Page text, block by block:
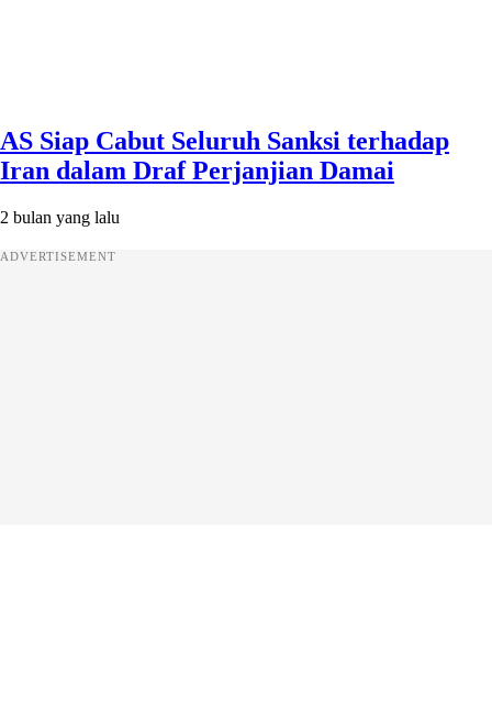
AS Siap Cabut Seluruh Sanksi terhadap
Iran dalam Draf Perjanjian Damai
2 bulan yang lalu
ADVERTISEMENT